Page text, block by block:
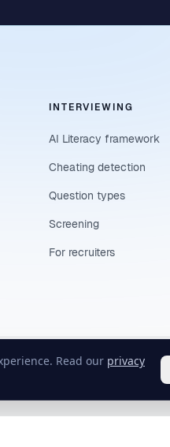
Read our privacy
INTERVIEWING
AI Literacy framework
Cheating detection
Question types
Screening
For recruiters